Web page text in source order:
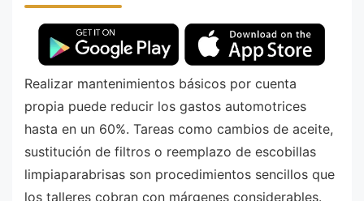
Realizar mantenimientos básicos por cuenta
propia puede reducir los gastos automotrices
hasta en un 60%. Tareas como cambios de aceite,
sustitución de filtros o reemplazo de escobillas
limpiaparabrisas son procedimientos sencillos que
los talleres cobran con márgenes considerables.